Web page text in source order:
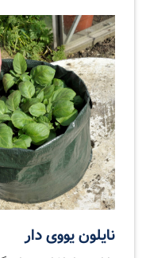
نایلون یووی دار